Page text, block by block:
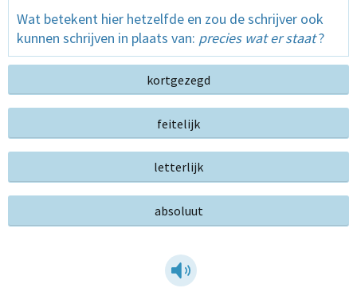
Wat betekent hier hetzelfde en zou de schrijver ook
kunnen schrijven in plaats van: precies wat er staat?
kortgezegd
feitelijk
letterlijk
absoluut